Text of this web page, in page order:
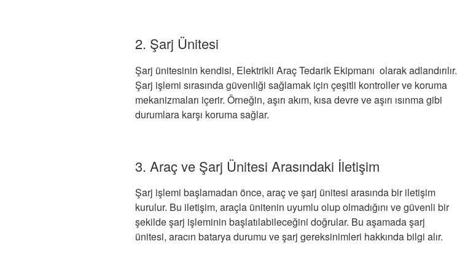
2. Şarj Ünitesi
Şarj ünitesinin kendisi, Elektrikli Araç Tedarik Ekipmanı olarak adlandırılır.
Şarj işlemi sırasında güvenliği sağlamak için çeşitli kontroller ve koruma
mekanizmaları içerir. Örneğin, aşırı akım, kısa devre ve aşırı ısınma gibi
durumlara karşı koruma sağlar.
3. Araç ve Şarj Ünitesi Arasındaki İletişim
Şarj işlemi başlamadan önce, araç ve şarj ünitesi arasında bir iletişim
kurulur. Bu iletişim, araçla ünitenin uyumlu olup olmadığını ve güvenli bir
şekilde şarj işleminin başlatılabileceğini doğrular. Bu aşamada şarj
ünitesi, aracın batarya durumu ve şarj gereksinimleri hakkında bilgi alır.